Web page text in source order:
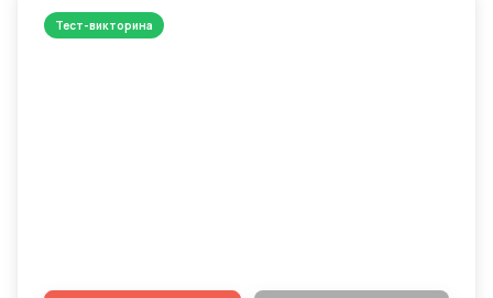
Тест-викторина